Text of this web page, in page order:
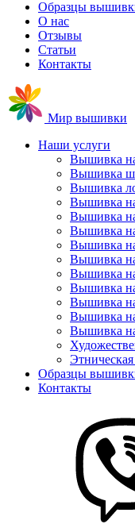
Образцы
О нас
Отзывы
Статьи
Контакты
Мир вышивки
Наши услуги
Вышивка
Вышивка
Вышивка
Вышивка
Вышивка
Вышивка
Вышивка
Вышивка
Вышивка
Вышивка
Вышивка
Вышивка
Вышивка
Образцы
Контакты